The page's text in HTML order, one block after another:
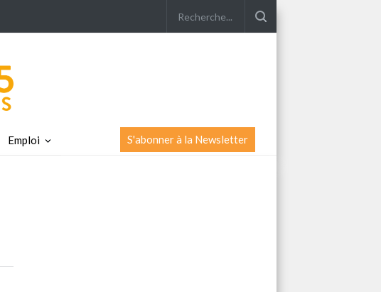
Emploi S'abonner à la Newsletter